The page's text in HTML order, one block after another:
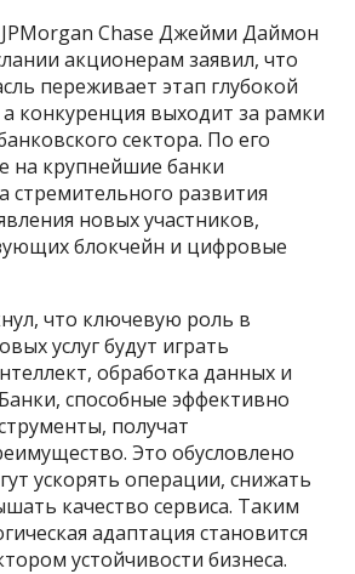
Chase Джейми Даймон
акционерам заявил, что
переживает этап глубокой
конкуренция выходит за рамки
сектора. По его
на крупнейшие банки
стремительного развития
новых участников,
блокчейн и цифровые
что ключевую роль в
услуг будут играть
обработка данных и
способные эффективно
получат
Это обусловлено
ускорять операции, снижать
качество сервиса. Таким
адаптация становится
устойчивости бизнеса.